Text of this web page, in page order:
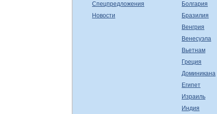
Спецпредложения
Новости
Болгария
Бразилия
Венгрия
Венесуэла
Вьетнам
Греция
Доминикана
Египет
Израиль
Индия